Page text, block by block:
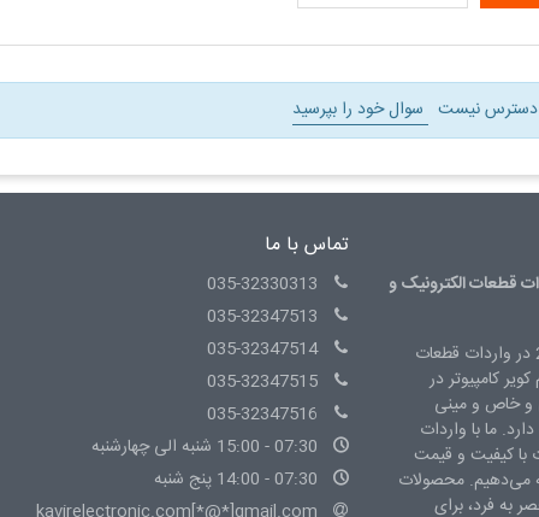
نیست سوال خود را بپرسید
قطعات الکترونیک و
مجموعه کویر از سال 2006 در واردات قطعات
و از 2015 با نام کویر کامپیوتر در
و خاص و مینی
ما با واردات
با کیفیت و قیمت
می‌دهیم. محصولات
به فرد، برای
تماس با ما
035-32330313
035-32347513
035-32347514
035-32347515
035-32347516
07:30 - 15:00 شنبه الی چهارشنبه
07:30 - 14:00 پنج شنبه